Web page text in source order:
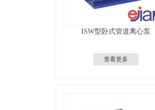
ISW型卧式管道离心泵
查看更多